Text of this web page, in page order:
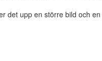
det upp en större bild och